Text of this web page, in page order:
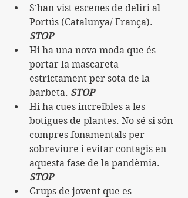
S'han vist escenes de deliri al
Portús (Catalunya/ França).
STOP
Hi ha una nova moda que és
portar la mascareta
estrictament per sota de la
barbeta. STOP
Hi ha cues increïbles a les
botigues de plantes. No sé si són
compres fonamentals per
sobreviure i evitar contagis en
aquesta fase de la pandèmia.
STOP
Grups de jovent que es